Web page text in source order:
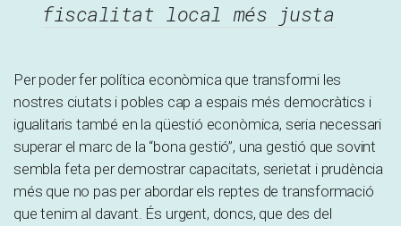
fiscalitat local més justa
Per poder fer política econòmica que transformi les
nostres ciutats i pobles cap a espais més democràtics i
igualitaris també en la qüestió econòmica, seria necessari
superar el marc de la “bona gestió”, una gestió que sovint
sembla feta per demostrar capacitats, serietat i prudència
més que no pas per abordar els reptes de transformació
que tenim al davant. És urgent, doncs, que des del